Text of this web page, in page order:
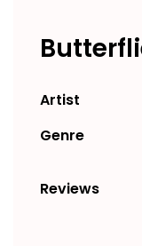
Artist
Genre
Reviews